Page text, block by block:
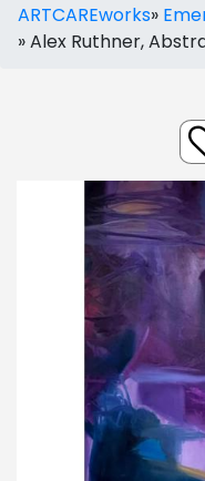
ARTCAREworks»
»Alex Ruthner,